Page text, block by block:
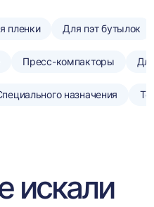
пленки Для пэт бутылок
Пресс-компакторы
назначения
искали